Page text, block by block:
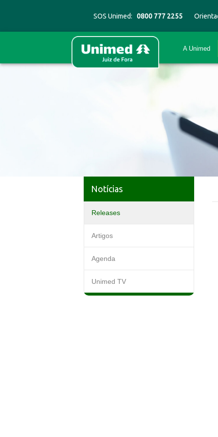
SOS Unimed: 0800 777 2255
A Unimed
Notícias
Releases
Artigos
Agenda
Unimed TV